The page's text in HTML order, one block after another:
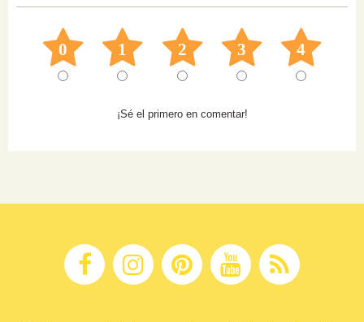
0 1 2 3 4
¡Sé el primero en comentar!